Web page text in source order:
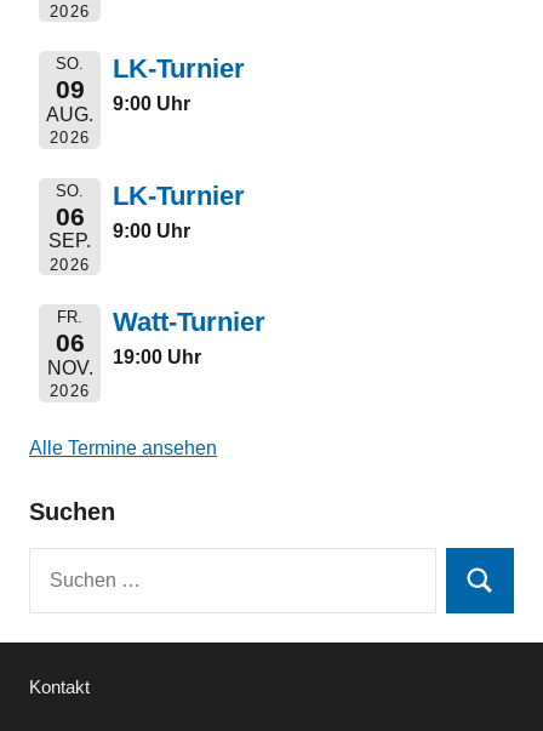
2026
SO.
09
AUG.
2026
LK-Turnier
9:00 Uhr
SO.
06
SEP.
2026
LK-Turnier
9:00 Uhr
FR.
06
NOV.
2026
Watt-Turnier
19:00 Uhr
Alle Termine ansehen
Suchen
Suchen
Kontakt